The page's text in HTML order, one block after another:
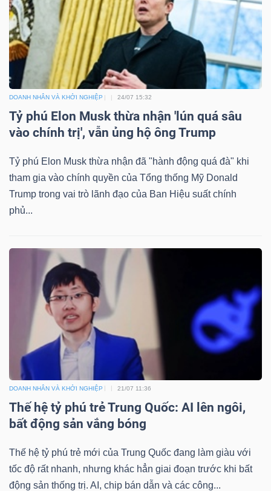
DOANH NHÂN VÀ KHỞI NGHIỆP 24/07 15:32
Tỷ phú Elon Musk thừa nhận 'lún quá sâu
vào chính trị', vẫn ủng hộ ông Trump
Tỷ phú Elon Musk thừa nhận đã "hành động quá đà" khi
tham gia vào chính quyền của Tổng thống Mỹ Donald
Trump trong vai trò lãnh đạo của Ban Hiệu suất chính
phủ...
DOANH NHÂN VÀ KHỞI NGHIỆP 21/07 11:36
Thế hệ tỷ phú trẻ Trung Quốc: AI lên ngôi,
bất động sản vắng bóng
Thế hệ tỷ phú trẻ mới của Trung Quốc đang làm giàu với
tốc độ rất nhanh, nhưng khác hẳn giai đoạn trước khi bất
động sản thống trị. AI, chip bán dẫn và các công...